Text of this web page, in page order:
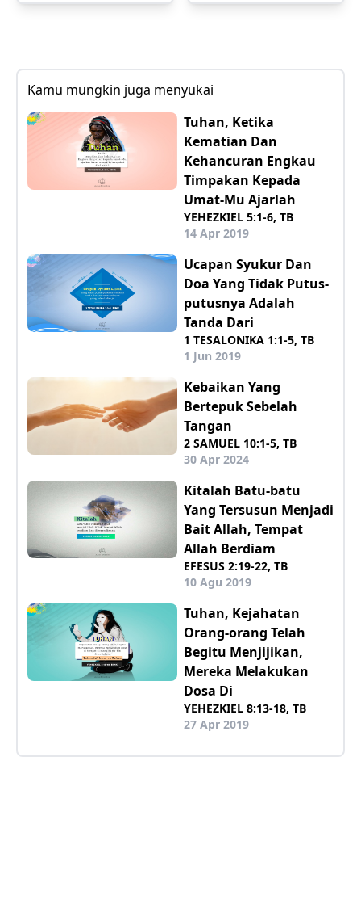
Kamu mungkin juga menyukai
Tuhan, Ketika
Kematian Dan
Kehancuran Engkau
Timpakan Kepada
Umat-Mu Ajarlah
YEHEZKIEL 5:1-6, TB
14 Apr 2019
Ucapan Syukur Dan
Doa Yang Tidak Putus-
putusnya Adalah
Tanda Dari
1 TESALONIKA 1:1-5, TB
1 Jun 2019
Kebaikan Yang
Bertepuk Sebelah
Tangan
2 SAMUEL 10:1-5, TB
30 Apr 2024
Kitalah Batu-batu
Yang Tersusun Menjadi
Bait Allah, Tempat
Allah Berdiam
EFESUS 2:19-22, TB
10 Agu 2019
Tuhan, Kejahatan
Orang-orang Telah
Begitu Menjijikan,
Mereka Melakukan
Dosa Di
YEHEZKIEL 8:13-18, TB
27 Apr 2019